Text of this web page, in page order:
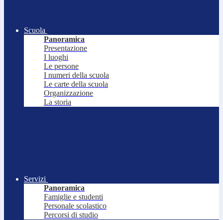
Scuola
Panoramica
Presentazione
I luoghi
Le persone
I numeri della scuola
Le carte della scuola
Organizzazione
La storia
Servizi
Panoramica
Famiglie e studenti
Personale scolastico
Percorsi di studio